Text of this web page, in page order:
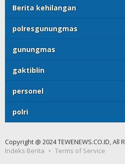
Berita kehilangan
polresgunungmas
gunungmas
gaktiblin
personel
polri
Copyright @ 2024 TEWENEWS.CO.ID, All
Indeks Berita
Terms of Service